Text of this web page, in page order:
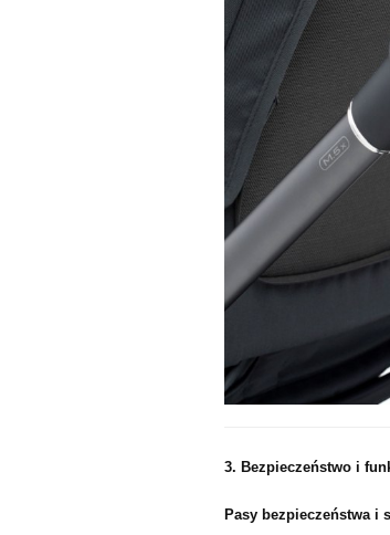
3. Bezpieczeństwo i
Pasy bezpieczeństwa i